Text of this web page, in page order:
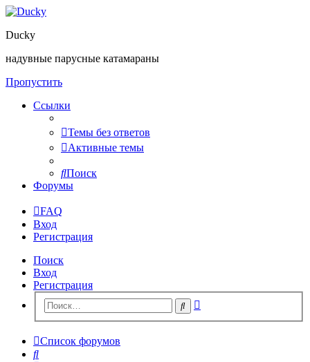
Ducky
надувные парусные катамараны
Пропустить
Ссылки
Темы без ответов
Активные темы
Поиск
Форумы
FAQ
Вход
Регистрация
Поиск
Вход
Регистрация
Поиск
Список форумов
Поиск